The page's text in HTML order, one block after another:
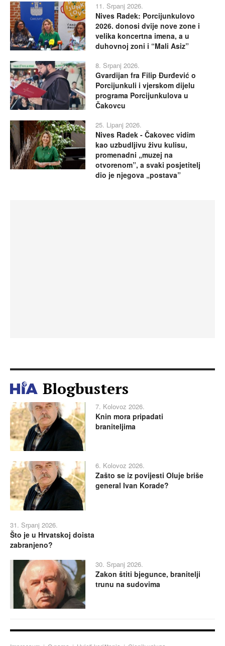
11. Srpanj 2026.
Nives Radek: Porcijunkulovo
2026. donosi dvije nove zone i
velika koncertna imena, a u
duhovnoj zoni i “Mali Asiz”
8. Srpanj 2026.
Gvardijan fra Filip Đurđević o
Porcijunkuli i vjerskom dijelu
programa Porcijunkulova u
Čakovcu
25. Lipanj 2026.
Nives Radek - Čakovec vidim
kao uzbudljivu živu kulisu,
promenadni „muzej na
otvorenom”, a svaki posjetitelj
dio je njegova „postava”
Blogbusters
7. Kolovoz 2026.
Knin mora pripadati
braniteljima
6. Kolovoz 2026.
Zašto se iz povijesti Oluje briše
general Ivan Korade?
31. Srpanj 2026.
Što je u Hrvatskoj doista
zabranjeno?
30. Srpanj 2026.
Zakon štiti bjegunce, branitelji
trunu na sudovima